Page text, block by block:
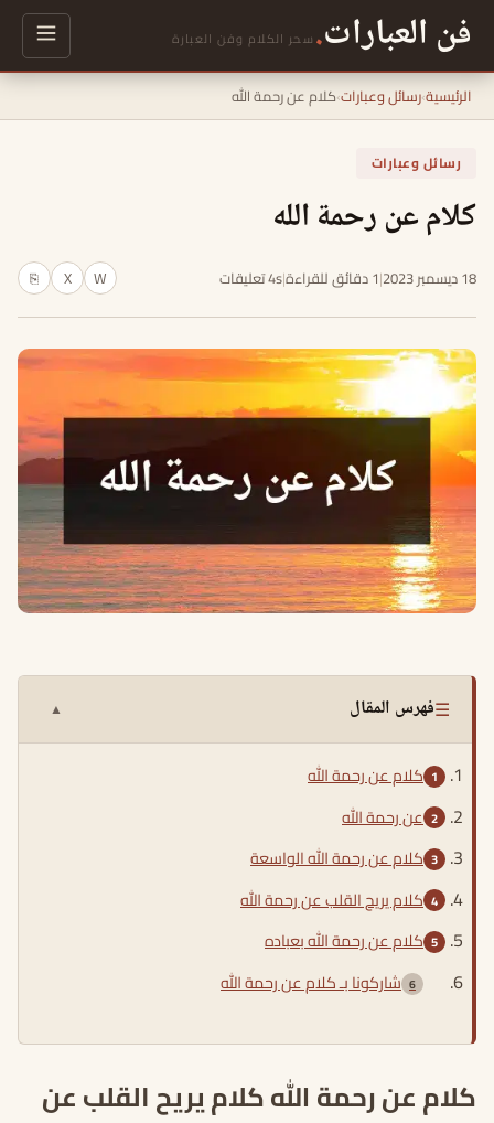
فن العبارات. سحر الكلام وفن العبارة
الرئيسية›رسائل وعبارات›كلام عن رحمة الله
رسائل وعبارات
كلام عن رحمة الله
18 ديسمبر 2023 |1 دقائق للقراءة |4s تعليقات W
X
⎘
☰فهرس المقال ▲
كلام عن رحمة الله
عن رحمة الله
كلام عن رحمة الله الواسعة
كلام يريح القلب عن رحمة الله
كلام عن رحمة الله بعباده
شاركونا بـ كلام عن رحمة الله
كلام عن رحمة الله كلام يريح القلب عن